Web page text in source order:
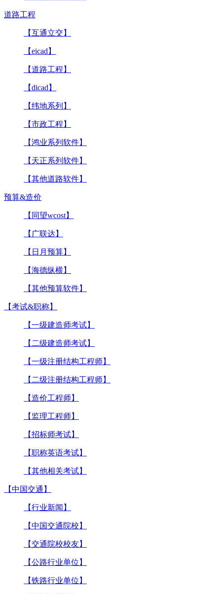
道路工程
【互通立交】
【eicad】
【道路工程】
【dicad】
【纬地系列】
【市政工程】
【鸿业系列软件】
【天正系列软件】
【其他道路软件】
预算&造价
【同望wcost】
【广联达】
【日月预算】
【海德纵横】
【其他预算软件】
【考试&职称】
【一级建造师考试】
【二级建造师考试】
【一级注册结构工程师】
【二级注册结构工程师】
【造价工程师】
【监理工程师】
【招标师考试】
【职称英语考试】
【其他相关考试】
【中国交通】
【行业新闻】
【中国交通院校】
【交通院校校友】
【公路行业单位】
【铁路行业单位】